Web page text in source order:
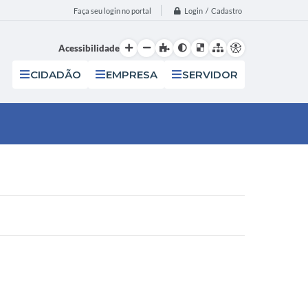
Faça seu login no portal Login / Cadastro
Acessibilidade
CIDADÃO EMPRESA SERVIDOR